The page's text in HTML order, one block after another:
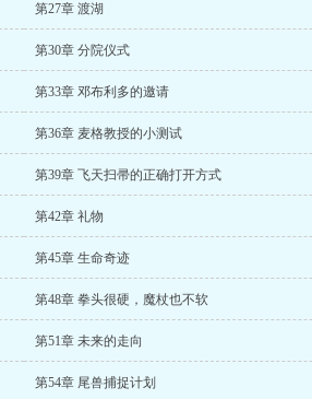
第27章 渡湖
第30章 分院仪式
第33章 邓布利多的邀请
第36章 麦格教授的小测试
第39章 飞天扫帚的正确打开方式
第42章 礼物
第45章 生命奇迹
第48章 拳头很硬，魔杖也不软
第51章 未来的走向
第54章 尾兽捕捉计划